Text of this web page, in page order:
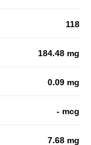
118
184.48 mg
0.09 mg
- mcg
7.68 mg